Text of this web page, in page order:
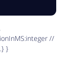
//
}